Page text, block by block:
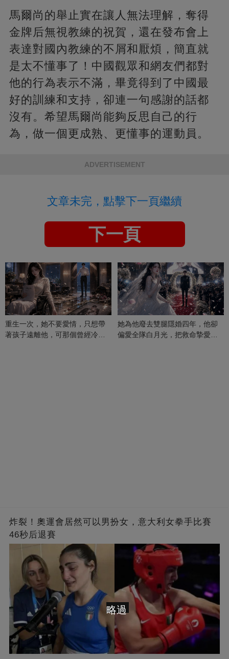
馬爾尚的舉止實在讓人無法理解，奪得
金牌后無視教練的祝賀，還在發布會上
表達對國內教練的不屑和厭煩，簡直就
是太不懂事了！中國觀眾和網友們都對
他的行為表示不滿，畢竟得到了中國最
好的訓練和支持，卻連一句感謝的話都
沒有。希望馬爾尚能夠反思自己的行
為，做一個更成熟、更懂事的運動員。
ADVERTISEMENT
文章未完，點擊下一頁繼續
下一頁
重生一次，她不要愛情，只想帶
著孩子遠離他，可那個曾經冷漠
她為他廢去雙腿隱婚四年，他卻
偏愛全隊白月光，把救命摯愛當
炸裂！奧運會居然可以男扮女，意大利女拳手比賽
46秒后退賽
略過